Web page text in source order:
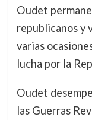
Oudet
republicanos y
varias
lucha por la
Oudet
las Guerras